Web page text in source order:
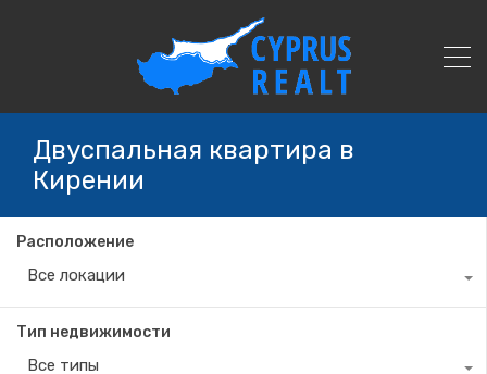
Двуспальная квартира в
Кирении
Расположение
Все локации
Тип недвижимости
Все типы